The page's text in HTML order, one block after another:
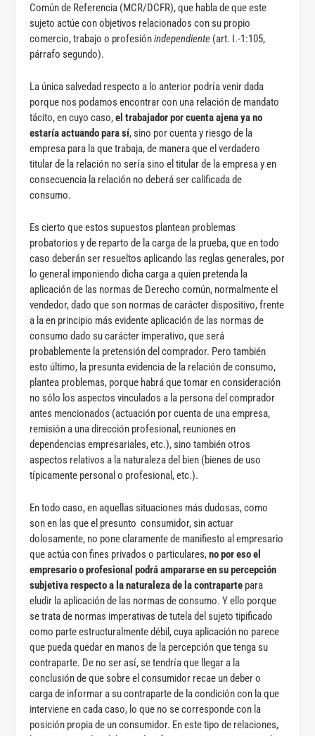
Común de Referencia (MCR/DCFR), que habla de que este
sujeto actúe con objetivos relacionados con su propio
comercio, trabajo o profesiónindependiente (art. I.-1:105,
párrafo segundo).
La única salvedad respecto a lo anterior podría venir dada
porque nos podamos encontrar con una relación de mandato
tácito, en cuyo caso,el trabajador por cuenta ajena ya no
estaría actuando para sí, sino por cuenta y riesgo de la
empresa para la que trabaja, de manera que el verdadero
titular de la relación no sería sino el titular de la empresa y en
consecuencia la relación no deberá ser calificada de
consumo.
Es cierto que estos supuestos plantean problemas
probatorios y de reparto de la carga de la prueba, que en todo
caso deberán ser resueltos aplicando las reglas generales, por
lo general imponiendo dicha carga a quien pretenda la
aplicación de las normas de Derecho común, normalmente el
vendedor, dado que son normas de carácter dispositivo, frente
a la en principio más evidente aplicación de las normas de
consumo dado su carácter imperativo, que será
probablemente la pretensión del comprador. Pero también
esto último, la presunta evidencia de la relación de consumo,
plantea problemas, porque habrá que tomar en consideración
no sólo los aspectos vinculados a la persona del comprador
antes mencionados (actuación por cuenta de una empresa,
remisión a una dirección profesional, reuniones en
dependencias empresariales, etc.), sino también otros
aspectos relativos a la naturaleza del bien (bienes de uso
típicamente personal o profesional, etc.).
En todo caso, en aquellas situaciones más dudosas, como
son en las que el presunto consumidor, sin actuar
dolosamente, no pone claramente de manifiesto al empresario
que actúa con fines privados o particulares,no por eso el
empresario o profesional podrá ampararse en su percepción
subjetiva respecto a la naturaleza de la contraparte para
eludir la aplicación de las normas de consumo. Y ello porque
se trata de normas imperativas de tutela del sujeto tipificado
como parte estructuralmente débil, cuya aplicación no parece
que pueda quedar en manos de la percepción que tenga su
contraparte. De no ser así, se tendría que llegar a la
conclusión de que sobre el consumidor recae un deber o
carga de informar a su contraparte de la condición con la que
interviene en cada caso, lo que no se corresponde con la
posición propia de un consumidor. En este tipo de relaciones,